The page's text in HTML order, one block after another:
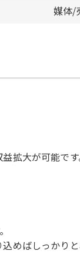
媒体/
拡大が可能です
めばしっかりと